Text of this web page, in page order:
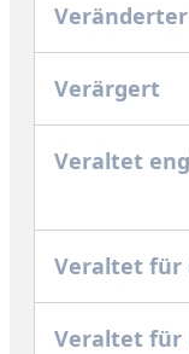
Verärgert
Veraltet
Veraltet für
Veraltet für